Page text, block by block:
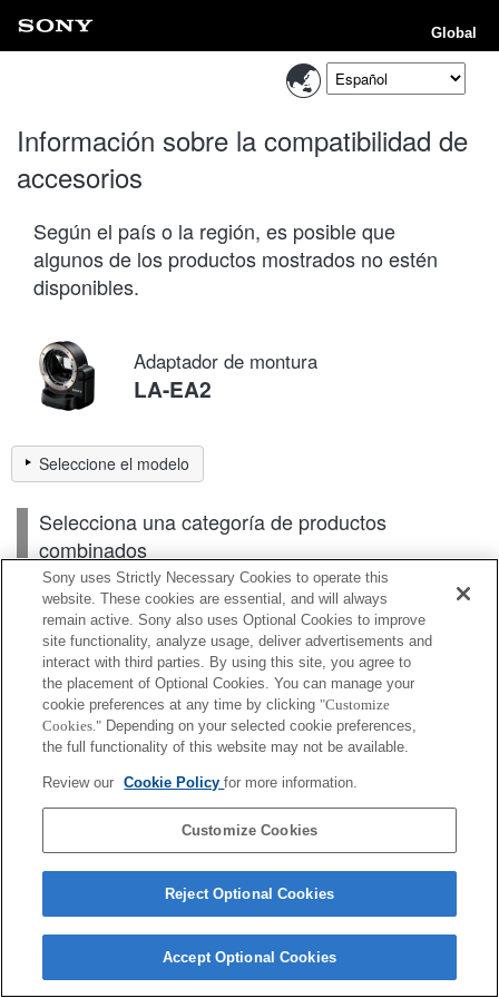
Global
Información sobre la compatibilidad de
accesorios
Según el país o la región, es posible que
algunos de los productos mostrados no estén
disponibles.
Adaptador de montura
LA-EA2
Seleccione el modelo
Selecciona una categoría de productos
combinados
Cuerpo
Lentes intercambiables
Según el país o la región, es posible que algunos de
los productos mostrados no estén disponibles.
Copyright 2026 Sony Corporation
Sony uses Strictly Necessary Cookies to operate this
website. These cookies are essential, and will always
remain active. Sony also uses Optional Cookies to improve
site functionality, analyze usage, deliver advertisements and
interact with third parties. By using this site, you agree to
the placement of Optional Cookies. You can manage your
cookie preferences at any time by clicking "Customize
Cookies." Depending on your selected cookie preferences,
the full functionality of this website may not be available.
Review our Cookie Policyfor more information.
Customize Cookies
Reject Optional Cookies
Accept Optional Cookies